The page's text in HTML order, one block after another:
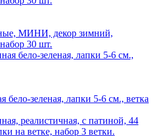
МИНИ, декор зимний,
30 шт.
бело-зеленая, лапки 5-6 см., ветка